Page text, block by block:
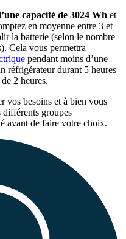
capacité de 3024 Wh et
en moyenne entre 3 et
la batterie (selon le nombre
Cela vous permettra
pendant moins d’une
réfrigérateur durant 5 heures
2 heures.
vos besoins et à bien vous
différents groupes
avant de faire votre choix.